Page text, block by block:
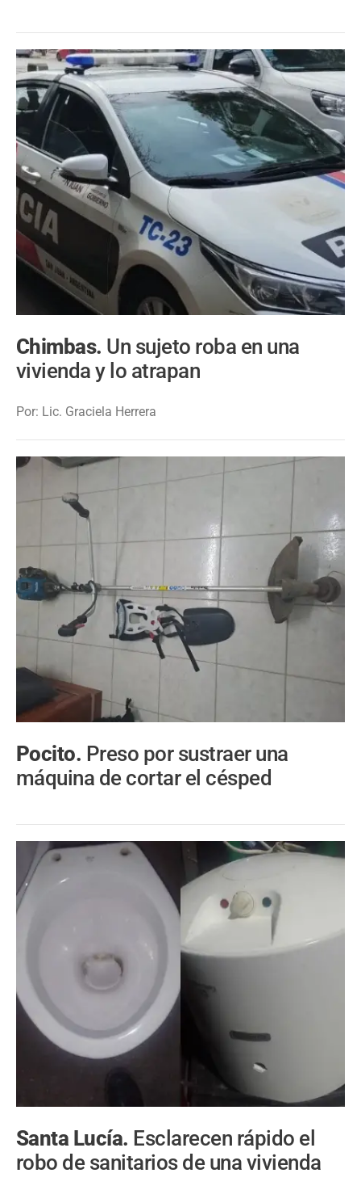
Chimbas. Un sujeto roba en una
vivienda y lo atrapan
Por: Lic. Graciela Herrera
Pocito. Preso por sustraer una
máquina de cortar el césped
Santa Lucía. Esclarecen rápido el
robo de sanitarios de una vivienda